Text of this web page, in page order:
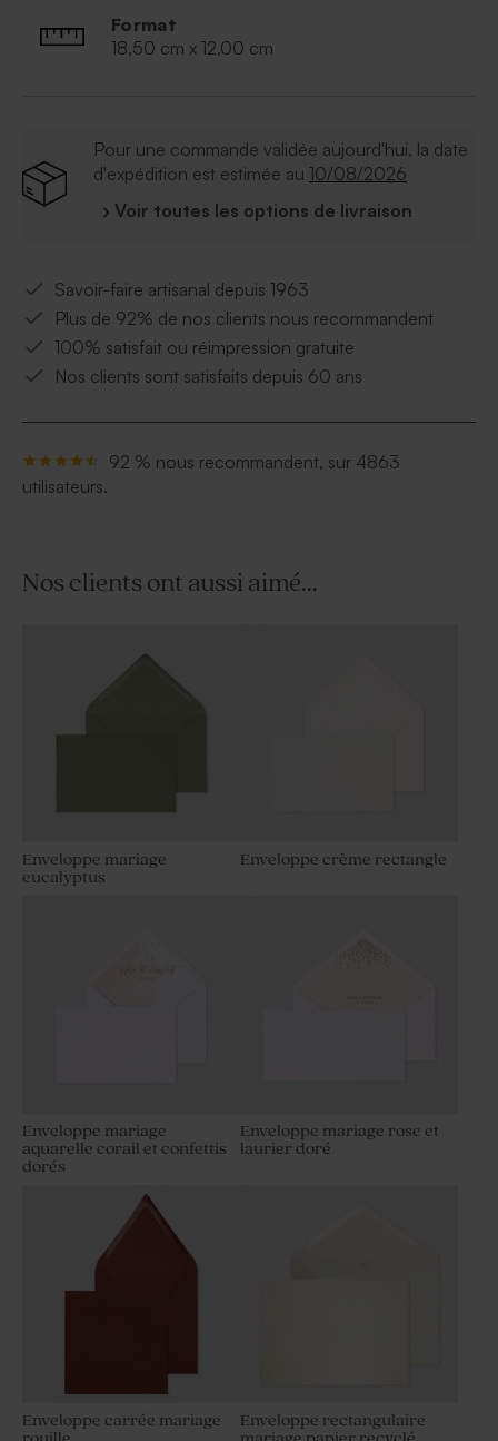
Format
18,50 cm x 12,00 cm
Pour une commande validée aujourd'hui, la date
d'expédition est estimée au 10/08/2026
› Voir toutes les options de livraison
Savoir-faire artisanal depuis 1963
Plus de 92% de nos clients nous recommandent
100% satisfait ou réimpression gratuite
Nos clients sont satisfaits depuis 60 ans
92 % nous recommandent, sur 4863
utilisateurs.
Nos clients ont aussi aimé...
Enveloppe mariage
eucalyptus
Enveloppe crème rectangle
Enveloppe mariage
aquarelle corail et confettis
dorés
Enveloppe mariage rose et
laurier doré
Enveloppe carrée mariage
Enveloppe rectangulaire